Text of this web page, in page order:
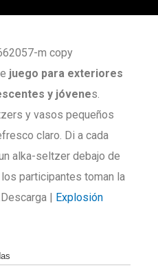
juego para exteriores
y jóvenes.
y vasos pequeños
claro. Di a cada
alka-seltzer debajo de
participantes toman la
| Explosión